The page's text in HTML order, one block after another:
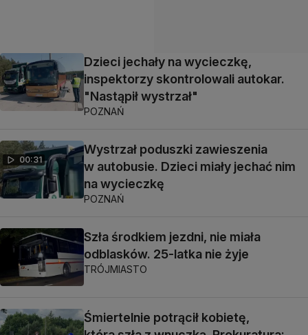
Dzieci jechały na wycieczkę,
inspektorzy skontrolowali autokar.
"Nastąpił wystrzał"
POZNAŃ
00:31
Wystrzał poduszki zawieszenia
w autobusie. Dzieci miały jechać nim
na wycieczkę
POZNAŃ
Szła środkiem jezdni, nie miała
odblasków. 25-latka nie żyje
TRÓJMIASTO
Śmiertelnie potrącił kobietę,